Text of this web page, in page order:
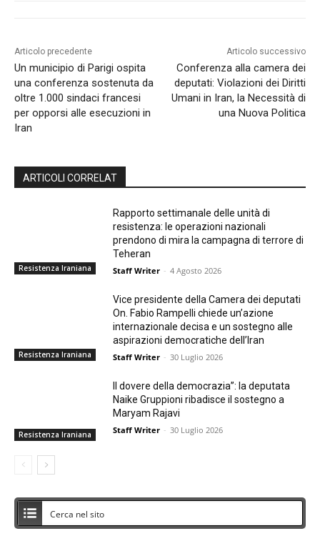
Articolo precedente
Un municipio di Parigi ospita
una conferenza sostenuta da
oltre 1.000 sindaci francesi
per opporsi alle esecuzioni in
Iran
Articolo successivo
Conferenza alla camera dei
deputati: Violazioni dei Diritti
Umani in Iran, la Necessità di
una Nuova Politica
ARTICOLI CORRELAT
Resistenza Iraniana
Rapporto settimanale delle unità di
resistenza: le operazioni nazionali
prendono di mira la campagna di terrore di
Teheran
Staff Writer - 4 Agosto 2026
Resistenza Iraniana
Vice presidente della Camera dei deputati
On. Fabio Rampelli chiede un’azione
internazionale decisa e un sostegno alle
aspirazioni democratiche dell’Iran
Staff Writer - 30 Luglio 2026
Resistenza Iraniana
Il dovere della democrazia”: la deputata
Naike Gruppioni ribadisce il sostegno a
Maryam Rajavi
Staff Writer - 30 Luglio 2026